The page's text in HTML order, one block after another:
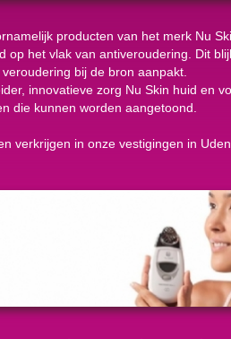
producten van het merk Nu
op het vlak van antiveroudering. Dit
bij de bron aanpakt.
innovatieve zorg Nu Skin huid en
die kunnen worden aangetoond.
verkrijgen in onze vestigingen in